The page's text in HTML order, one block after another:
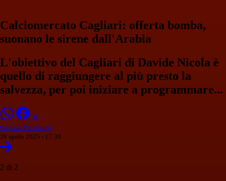
Calciomercato Cagliari: offerta bomba,
suonano le sirene dall'Arabia
L'obiettivo del Cagliari di Davide Nicola è
quello di raggiungere al più presto la
salvezza, per poi iniziare a programmare...
Stefania Palminteri
26 aprile 2025 - 17:30
2 di 2